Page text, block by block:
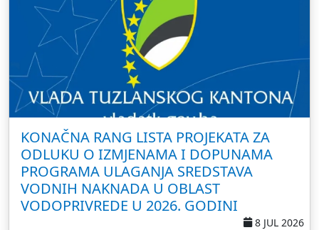
KONAČNA RANG LISTA PROJEKATA ZA
ODLUKU O IZMJENAMA I DOPUNAMA
PROGRAMA ULAGANJA SREDSTAVA
VODNIH NAKNADA U OBLAST
VODOPRIVREDE U 2026. GODINI
8 JUL 2026